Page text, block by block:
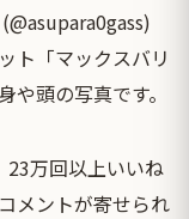
ト「マックスバリ
頭の写真です。
23万回以上いいね
メントが寄せられ